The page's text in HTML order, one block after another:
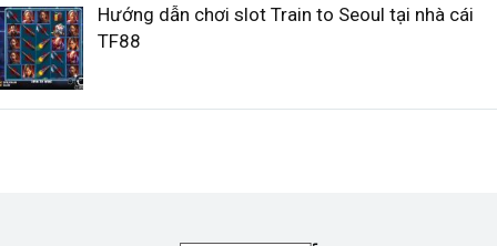
Hướng dẫn chơi slot Train to Seoul tại nhà cái
TF88